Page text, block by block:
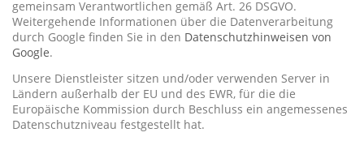
gemeinsam Verantwortlichen gemäß Art. 26 DSGVO.
Weitergehende Informationen über die Datenverarbeitung
durch Google finden Sie in den Datenschutzhinweisen von
Google.
Unsere Dienstleister sitzen und/oder verwenden Server in
Ländern außerhalb der EU und des EWR, für die die
Europäische Kommission durch Beschluss ein angemessenes
Datenschutzniveau festgestellt hat.